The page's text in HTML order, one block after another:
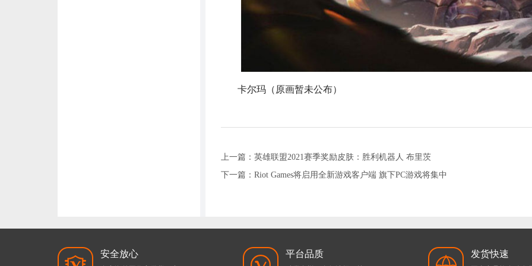
卡尔玛（原画暂未公布）
上一篇： 英雄联盟2021赛季奖励皮肤：胜利机器人 布里茨
下一篇： Riot Games将启用全新游戏客户端 旗下PC游戏将集中
安全放心 平台品质 发货快速